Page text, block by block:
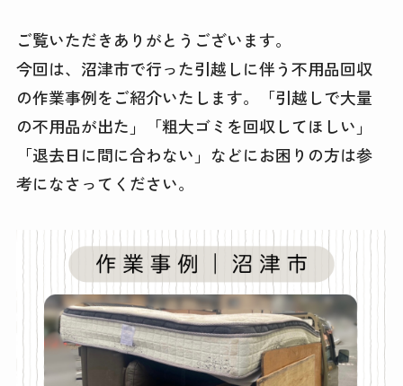
ご覧いただきありがとうございます。
今回は、沼津市で行った引越しに伴う不用品回収
の作業事例をご紹介いたします。「引越しで大量
の不用品が出た」「粗大ゴミを回収してほしい」
「退去日に間に合わない」などにお困りの方は参
考になさってください。